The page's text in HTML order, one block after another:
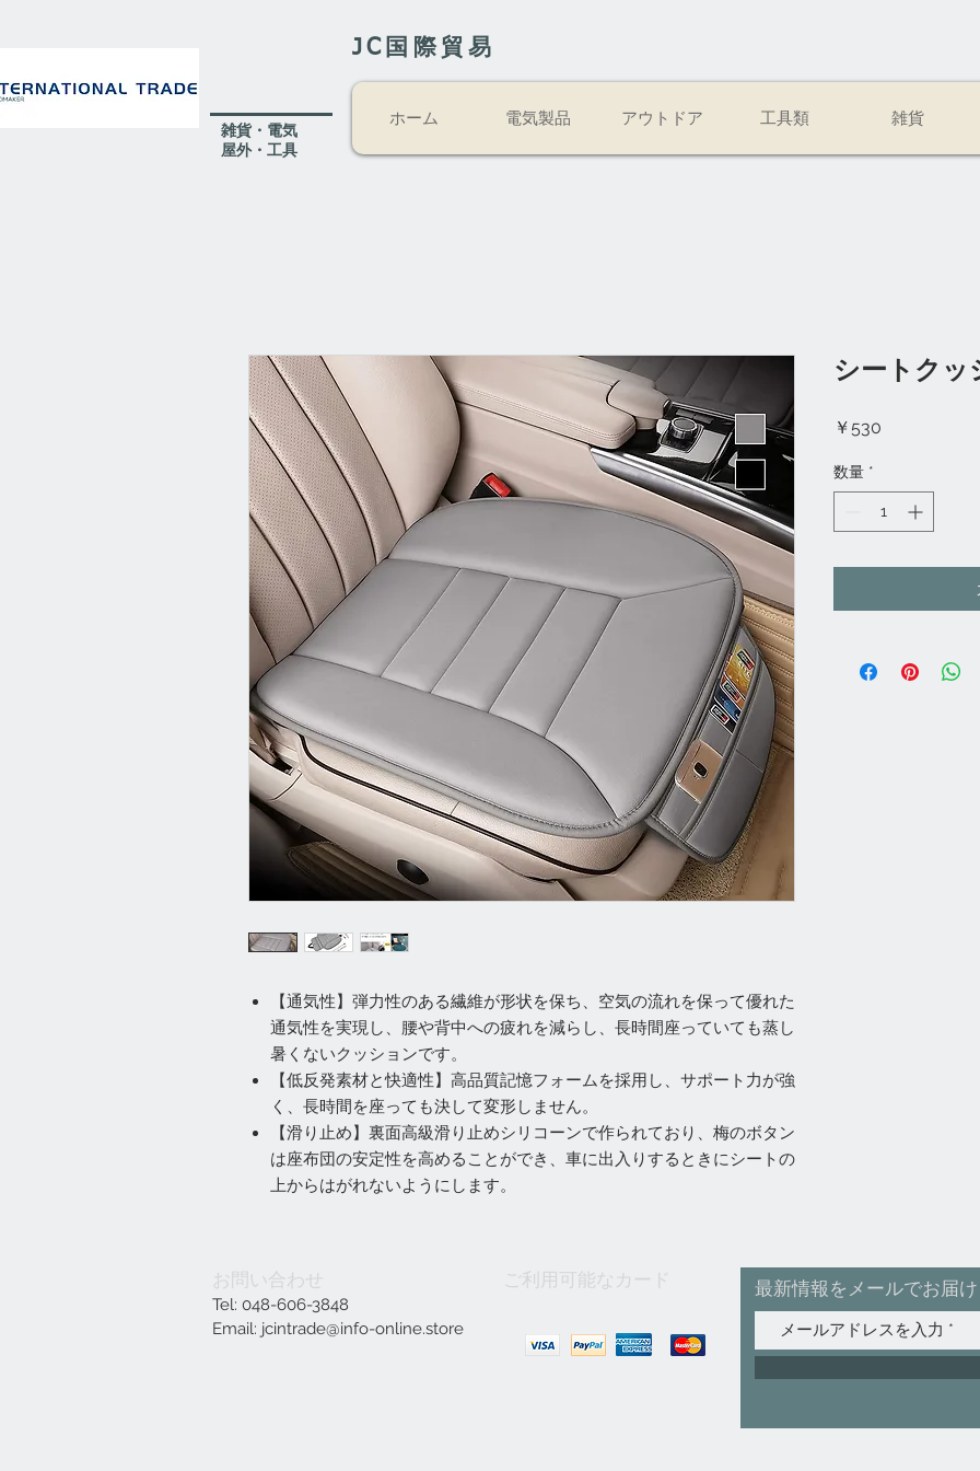
JC国際貿易
​雑貨・電気
​屋外・工具
ホーム 電気製品 アウトドア 工具類 雑貨
【通気性】弾力性のある繊維が形状を保ち、空気の流れを保って優れた
通気性を実現し、腰や背中への疲れを減らし、長時間座っていても蒸し
暑くないクッションです。
【低反発素材と快適性】高品質記憶フォームを採用し、サポート力が強
く、長時間を座っても決して変形しません。
【滑り止め】裏面高級滑り止めシリコーンで作られており、梅のボタン
は座布団の安定性を高めることができ、車に出入りするときにシートの
上からはがれないようにします。
シートクッ
￥530
数量 *
お問い合わせ
Tel: 048-606-3848
Email: jcintrade@info-online.store
ご利用可能なカード 最新情報をメールでお届